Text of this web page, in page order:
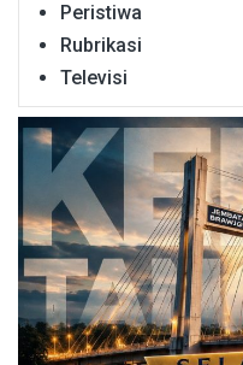
Peristiwa
Rubrikasi
Televisi